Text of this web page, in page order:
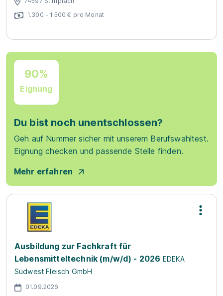
1.300 - 1.500 € pro Monat
90%
Eignung
Du bist noch unentschlossen?
Geh auf Nummer sicher mit unserem Berufswahltest.
Eignung checken und passende Stelle finden.
Mehr erfahren
Ausbildung zur Fachkraft für
Lebensmitteltechnik (m/w/d) - 2026 EDEKA
Südwest Fleisch GmbH
01.09.2026